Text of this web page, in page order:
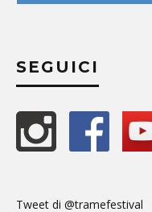
SEGUICI
Tweet di @tramefestival